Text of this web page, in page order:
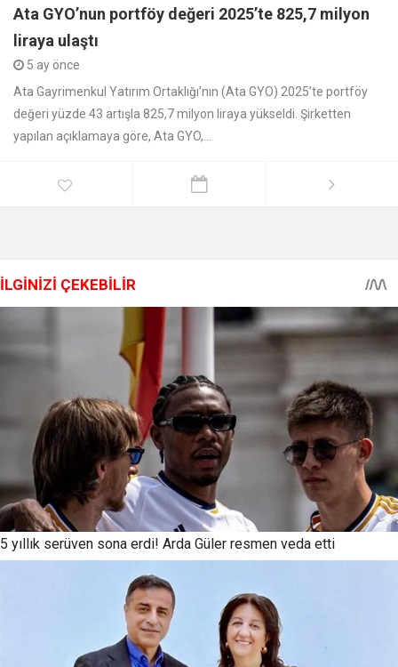
Ata GYO’nun portföy değeri 2025’te 825,7 milyon
liraya ulaştı
5 ay önce
Ata Gayrimenkul Yatırım Ortaklığı’nın (Ata GYO) 2025’te portföy
değeri yüzde 43 artışla 825,7 milyon liraya yükseldi. Şirketten
yapılan açıklamaya göre, Ata GYO,...